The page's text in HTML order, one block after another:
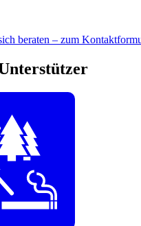
beraten – zum